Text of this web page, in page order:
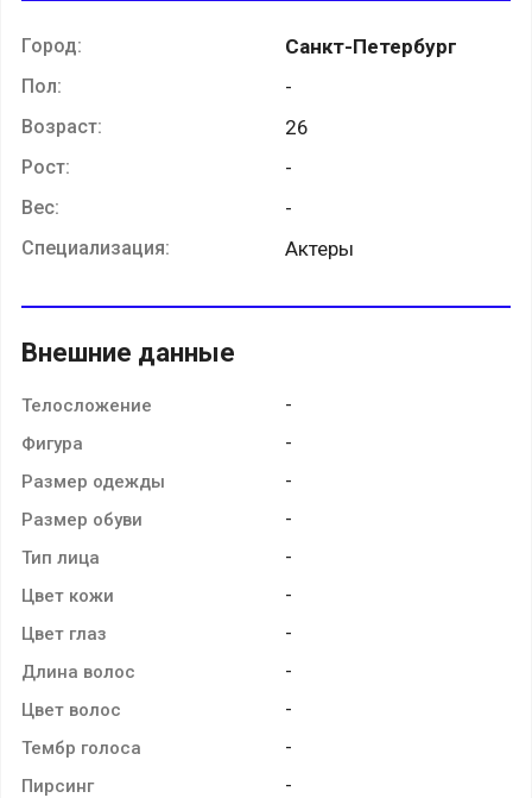
Город: Санкт-Петербург
Пол: -
Возраст: 26
Рост: -
Вес: -
Специализация: Актеры
Внешние данные
Телосложение -
Фигура -
Размер одежды -
Размер обуви -
Тип лица -
Цвет кожи -
Цвет глаз -
Длина волос -
Цвет волос -
Тембр голоса -
Пирсинг -